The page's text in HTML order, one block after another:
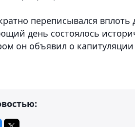
переписывался
день состоялось
он объявил о